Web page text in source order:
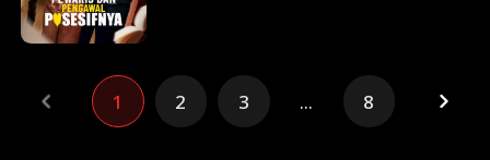
ayahnya Risa menyewa Jaka untuk menjadi
pengawal pribadinya. Ketika kini mereka
harus menghabiskan waktu bersama
1 2 3 ... 8